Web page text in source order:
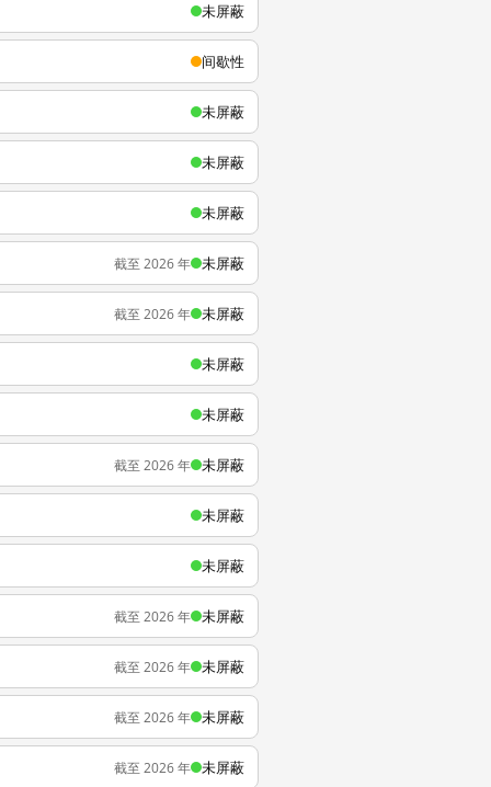
未屏蔽
间歇性
未屏蔽
未屏蔽
未屏蔽
截至 2026 年 未屏蔽
截至 2026 年 未屏蔽
未屏蔽
未屏蔽
截至 2026 年 未屏蔽
未屏蔽
未屏蔽
截至 2026 年 未屏蔽
截至 2026 年 未屏蔽
截至 2026 年 未屏蔽
截至 2026 年 未屏蔽